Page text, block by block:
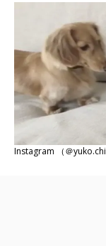
Instagram （＠